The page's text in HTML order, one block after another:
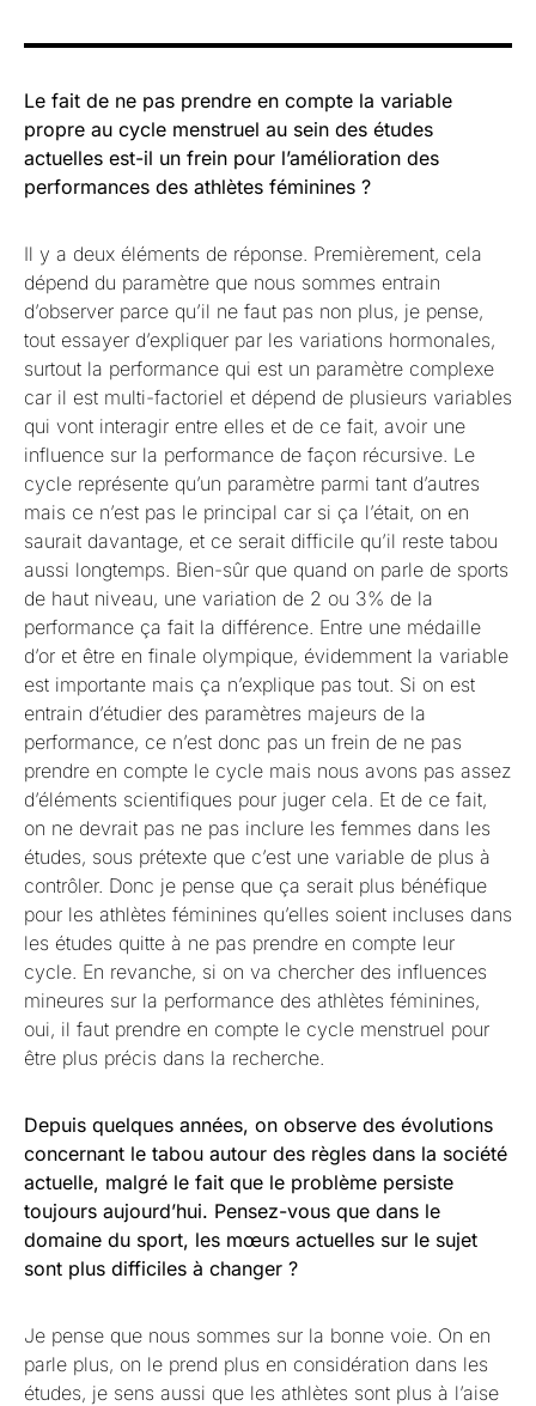
Le fait de ne pas prendre en compte la variable
propre au cycle menstruel au sein des études
actuelles est-il un frein pour l’amélioration des
performances des athlètes féminines ?
Il y a deux éléments de réponse. Premièrement, cela
dépend du paramètre que nous sommes entrain
d’observer parce qu’il ne faut pas non plus, je pense,
tout essayer d’expliquer par les variations hormonales,
surtout la performance qui est un paramètre complexe
car il est multi-factoriel et dépend de plusieurs variables
qui vont interagir entre elles et de ce fait, avoir une
influence sur la performance de façon récursive. Le
cycle représente qu’un paramètre parmi tant d’autres
mais ce n’est pas le principal car si ça l’était, on en
saurait davantage, et ce serait difficile qu’il reste tabou
aussi longtemps. Bien-sûr que quand on parle de sports
de haut niveau, une variation de 2 ou 3% de la
performance ça fait la différence. Entre une médaille
d’or et être en finale olympique, évidemment la variable
est importante mais ça n’explique pas tout. Si on est
entrain d’étudier des paramètres majeurs de la
performance, ce n’est donc pas un frein de ne pas
prendre en compte le cycle mais nous avons pas assez
d’éléments scientifiques pour juger cela. Et de ce fait,
on ne devrait pas ne pas inclure les femmes dans les
études, sous prétexte que c’est une variable de plus à
contrôler. Donc je pense que ça serait plus bénéfique
pour les athlètes féminines qu’elles soient incluses dans
les études quitte à ne pas prendre en compte leur
cycle. En revanche, si on va chercher des influences
mineures sur la performance des athlètes féminines,
oui, il faut prendre en compte le cycle menstruel pour
être plus précis dans la recherche.
Depuis quelques années, on observe des évolutions
concernant le tabou autour des règles dans la société
actuelle, malgré le fait que le problème persiste
toujours aujourd’hui. Pensez-vous que dans le
domaine du sport, les mœurs actuelles sur le sujet
sont plus difficiles à changer ?
Je pense que nous sommes sur la bonne voie. On en
parle plus, on le prend plus en considération dans les
études, je sens aussi que les athlètes sont plus à l’aise